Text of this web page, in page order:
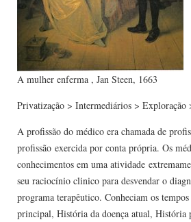
A mulher enferma , Jan Steen, 1663
Privatização > Intermediários > Exploração
A profissão do médico era chamada de
profissão exercida por conta própria. Os
conhecimentos em uma atividade
seu raciocínio clinico para desvendar o
programa terapêutico. Conheciam os
principal, História da doença atual, História